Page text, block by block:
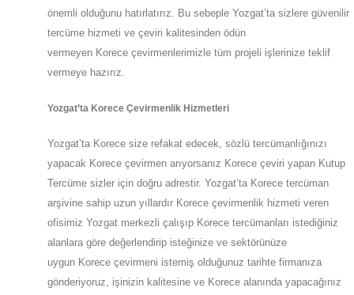
önemli olduğunu hatırlatırız. Bu sebeple Yozgat’ta sizlere güvenilir
tercüme hizmeti ve çeviri kalitesinden ödün
vermeyen Korece çevirmenlerimizle tüm projeli işlerinize teklif
vermeye hazırız.
Yozgat’ta Korece Çevirmenlik Hizmetleri
Yozgat’ta Korece size refakat edecek, sözlü tercümanlığınızı
yapacak Korece çevirmen arıyorsanız Korece çeviri yapan Kutup
Tercüme sizler için doğru adrestir. Yozgat’ta Korece tercüman
arşivine sahip uzun yıllardır Korece çevirmenlik hizmeti veren
ofisimiz Yozgat merkezli çalışıp Korece tercümanları istediğiniz
alanlara göre değerlendirip isteğinize ve sektörünüze
uygun Korece çevirmeni istemiş olduğunuz tarihte firmanıza
gönderiyoruz, işinizin kalitesine ve Korece alanında yapacağınız